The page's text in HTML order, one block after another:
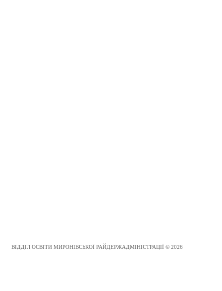
ВІДДІЛ ОСВІТИ МИРОНІВСЬКОЇ РАЙДЕРЖАДМІНІСТРАЦІЇ © 2026